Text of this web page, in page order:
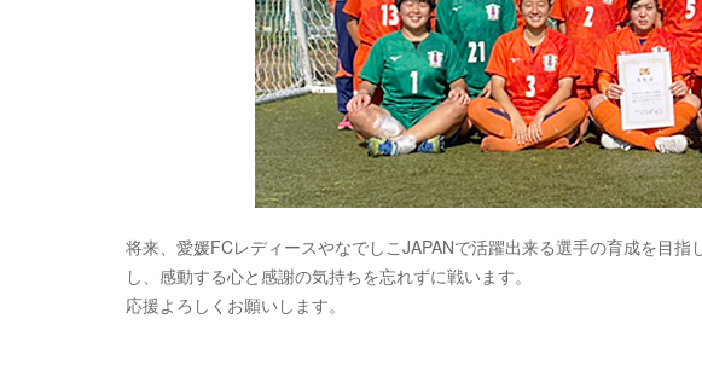
将来、愛媛FCレディースやなでしこJAPANで活躍出来る選手の育成を目
し、感動する心と感謝の気持ちを忘れずに戦います。
応援よろしくお願いします。